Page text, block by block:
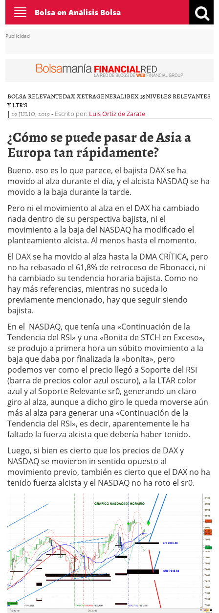
Toggle
navigation
Bolsa en Análisis Bolsa
Publicidad
BOLSA RELEVANTEDAX XETRAGENERALIBEX 35NIVELES RELEVANTES
Y LTR'S
| 29 JULIO, 2019- Escrito por: Luis Ortiz de Zarate
¿Cómo se puede pasar de Asia a
Europa tan rápidamente?
Bueno, eso es lo que parece, el bajista DAX se ha
movido al alza durante el día, y el alcista NASDAQ se ha
movido a la baja durante la tarde.
Pero ni el movimiento al alza en el DAX ha cambiado
nada dentro de su perspectiva bajista, ni el
movimiento a la baja del NASDAQ ha modificado el
planteamiento alcista. Al menos hasta el momento.
El DAX se ha movido al alza hasta la DMA CRÍTICA, pero
no ha rebasado el 61,8% de retroceso de Fibonacci, ni
ha cambiado su tendencia horaria bajista. Como no
hay más referencias, mientras no suceda lo
previamente mencionado, hay que seguir siendo
bajista.
En el NASDAQ, que tenía una «Continuación de la
Tendencia del RSI» y una «Bonita de STCH en Exceso»,
se produjo a primera hora un súbito movimiento a la
baja que daba por finalizada la «bonita», pero
podemos ver como el precio llegó a Soporte del RSI
(barra de precios color azul oscuro), a la LTAR color
azul y al Soporte Relevante sr0, generando un claro
giro al alza, aunque a dicho giro le queda moverse aún
más al alza para generar una «Continuación de la
Tendencia del RSI», es decir, aparentemente le ha
faltado la fuerza alcista que debería haber tenido.
Luego, si bien es cierto que los precios de DAX y
NASDAQ se movieron in sentido opuesto al
movimiento previo, también es cierto que el DAX no ha
tenido fuerza alcista y el NASDAQ no ha roto el sr0.